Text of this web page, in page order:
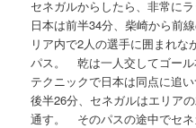
セネガルからしたら、非常に
日本は前半34分、柴崎から前
リア内で2人の選手に囲まれな
パス。 乾は一人交してゴー
テクニックで日本は同点に追い
後半26分、セネガルはエリア
通す。 そのパスの途中でセネ